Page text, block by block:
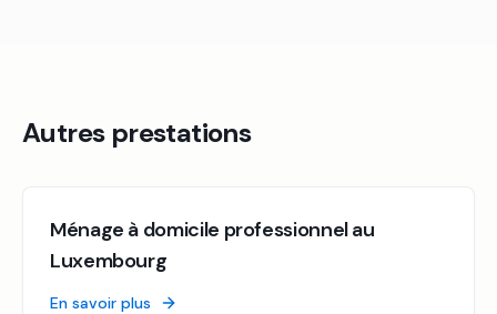
Autres prestations
Ménage à domicile professionnel au
Luxembourg
En savoir plus